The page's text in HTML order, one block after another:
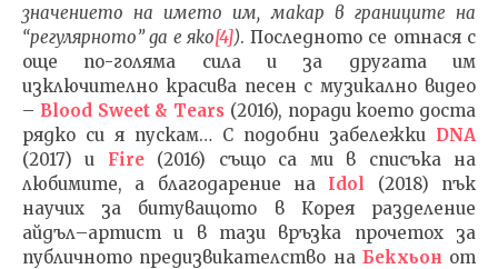
значението на името им, макар в границите на
“регулярното” да е яко[4]). Последното се отнася с
още по-голяма сила и за другата им
изключително красива песен с музикално видео
– Blood Sweet & Tears (2016), поради което доста
рядко си я пускам… С подобни забележки DNA
(2017) и Fire
(2016) също са ми в списъка на
любимите, а благодарение на Idol
(2018) пък
научих за битуващото в Корея разделение
айдъл–артист и в тази връзка прочетох за
публичното предизвикателство на Бекхьон от